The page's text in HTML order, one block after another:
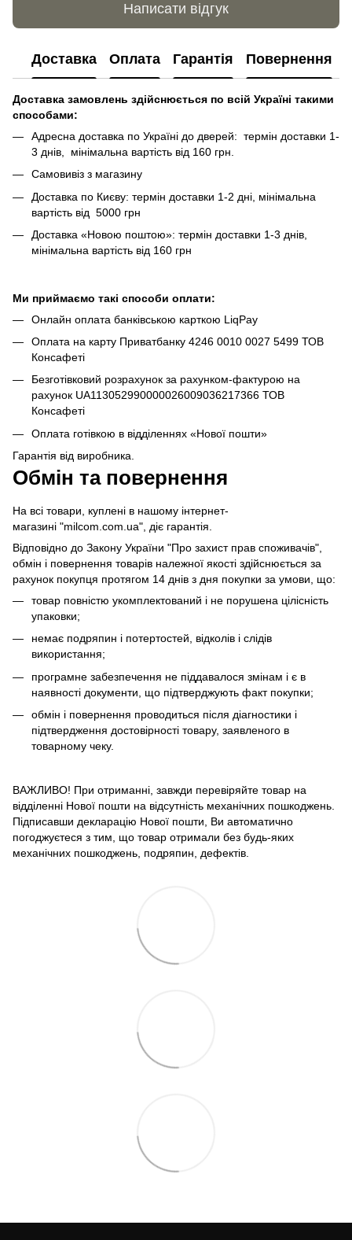
Написати відгук
Доставка Оплата Гарантія Повернення
Доставка замовлень здійснюється по всій Україні такими
способами:
Адресна доставка по Україні до дверей: термін доставки 1-
3 днів, мінімальна вартість від 160 грн.
Самовивіз з магазину
Доставка по Києву: термін доставки 1-2 дні, мінімальна
вартість від 5000 грн
Доставка «Новою поштою»: термін доставки 1-3 днів,
мінімальна вартість від 160 грн
Ми приймаємо такі способи оплати:
Онлайн оплата банківською карткою LiqPay
Оплата на карту Приватбанку 4246 0010 0027 5499 ТОВ
Консафеті
Безготівковий розрахунок за рахунком-фактурою на
рахунок UA113052990000026009036217366 ТОВ
Консафеті
Оплата готівкою в відділеннях «Нової пошти»
Гарантія від виробника.
Обмін та повернення
На всі товари, куплені в нашому інтернет-
магазині "milcom.com.ua", діє гарантія.
Відповідно до Закону України "Про захист прав споживачів",
обмін і повернення товарів належної якості здійснюється за
рахунок покупця протягом 14 днів з дня покупки за умови, що:
товар повністю укомплектований і не порушена цілісність
упаковки;
немає подряпин і потертостей, відколів і слідів
використання;
програмне забезпечення не піддавалося змінам і є в
наявності документи, що підтверджують факт покупки;
обмін і повернення проводиться після діагностики і
підтвердження достовірності товару, заявленого в
товарному чеку.
ВАЖЛИВО! При отриманні, завжди перевіряйте товар на
відділенні Нової пошти на відсутність механічних пошкоджень.
Підписавши декларацію Нової пошти, Ви автоматично
погоджуєтеся з тим, що товар отримали без будь-яких
механічних пошкоджень, подряпин, дефектів.